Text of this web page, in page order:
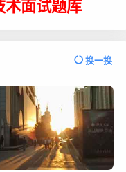
面试题库
换一换